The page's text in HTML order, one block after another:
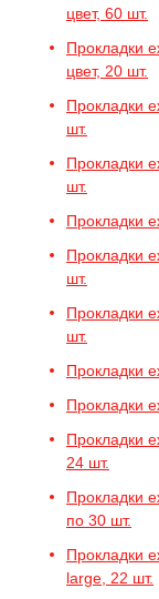
цвет, 60 шт.
Прокладки
цвет, 20 шт.
Прокладки
шт.
Прокладки
шт.
Прокладки
Прокладки
шт.
Прокладки
шт.
Прокладки
Прокладки
Прокладки
24 шт.
Прокладки
по 30 шт.
Прокладки
large, 22 шт.